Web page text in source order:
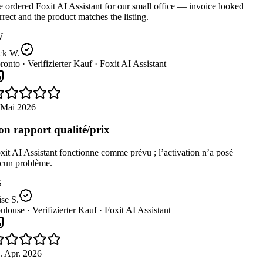
ordered Foxit AI Assistant for our small office — invoice looked
and the product matches the listing.
W.
· Verifizierter Kauf · Foxit AI Assistant
2026
rapport qualité/prix
AI Assistant fonctionne comme prévu ; l’activation n’a posé
problème.
S.
· Verifizierter Kauf · Foxit AI Assistant
Apr. 2026